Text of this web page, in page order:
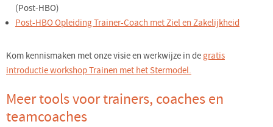
(Post-HBO)
Post-HBO Opleiding Trainer-Coach met Ziel en Zakelijkheid
Kom kennismaken met onze visie en werkwijze in degratis
introductie workshop Trainen met het Stermodel.
Meer tools voor trainers, coaches en
teamcoaches